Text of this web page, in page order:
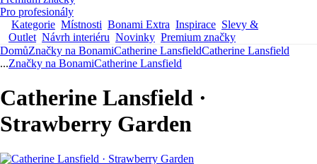
Pro profesionály
Kategorie Místnosti Bonami Extra Inspirace Slevy &
Outlet Návrh interiéru Novinky Premium značky
DomůZnačky na BonamiCatherine LansfieldCatherine Lansfield
...Značky na BonamiCatherine Lansfield
Catherine Lansfield ·
Strawberry Garden